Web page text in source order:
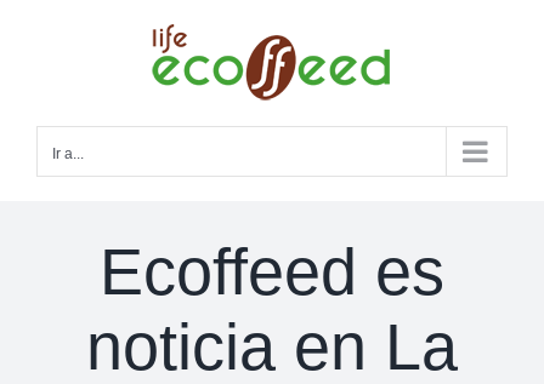
Ir a...
Ecoffeed es
noticia en La